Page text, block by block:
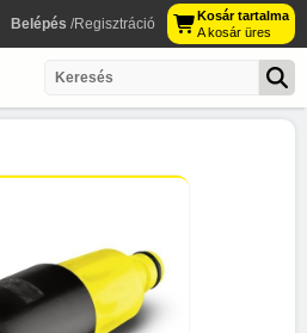
Belépés /Regisztráció
Kosár tartalma
A kosár üres